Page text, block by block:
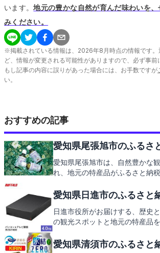
います。地元の豊かな自然が育んだ味わいを
みください。
※掲載されている情報は、 2026年8 月時点の情報です
ど、情報が変更される可能性がありますので、必ず事前
もし記事の内容に誤りがあった場合には、お手数ですが
い。
おすすめの記事
愛知県尾張旭市のふるさ
愛知県尾張旭市は、自然豊かな
れ、地元の特産品がふるさと納
トとともに、心躍る返礼品をご
愛知県日進市のふるさと
日進市役所がお届けする、歴史
の観光スポットと地元の特産品
内容をお楽しみに。
愛知県清須市のふるさと